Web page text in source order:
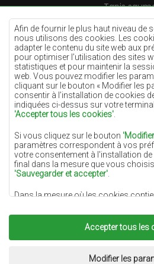
Afin de fournir le plus haut niveau de
nous utilisons des cookies. Les
adapter le contenu du site web aux
pour optimiser l’utilisation des sites
statistiques et pour maintenir la
web. Vous pouvez modifier les
cliquant sur le bouton « Modifier les
consentir à l’installation de cookies
indiquées ci-dessus sur votre
'Accepter tous les cookies'
Si vous cliquez sur le bouton
paramètres correspondent à vos
votre consentement à l'installation
final dans la mesure que vous
'Sauvegarder et accepter'
Dans la mesure où les cookies
du responsable du traitement des
ou de tiers sous la forme de la
qualité sur notre site Web et des
responsable du traitement des
Accepter tous les
Modifier les
Tapis
Tapis
Tapis lilas
Tapis
Tapis
Tapis
Tapis
Tapis gris
Tapis terre
Tapis
Réalisation: